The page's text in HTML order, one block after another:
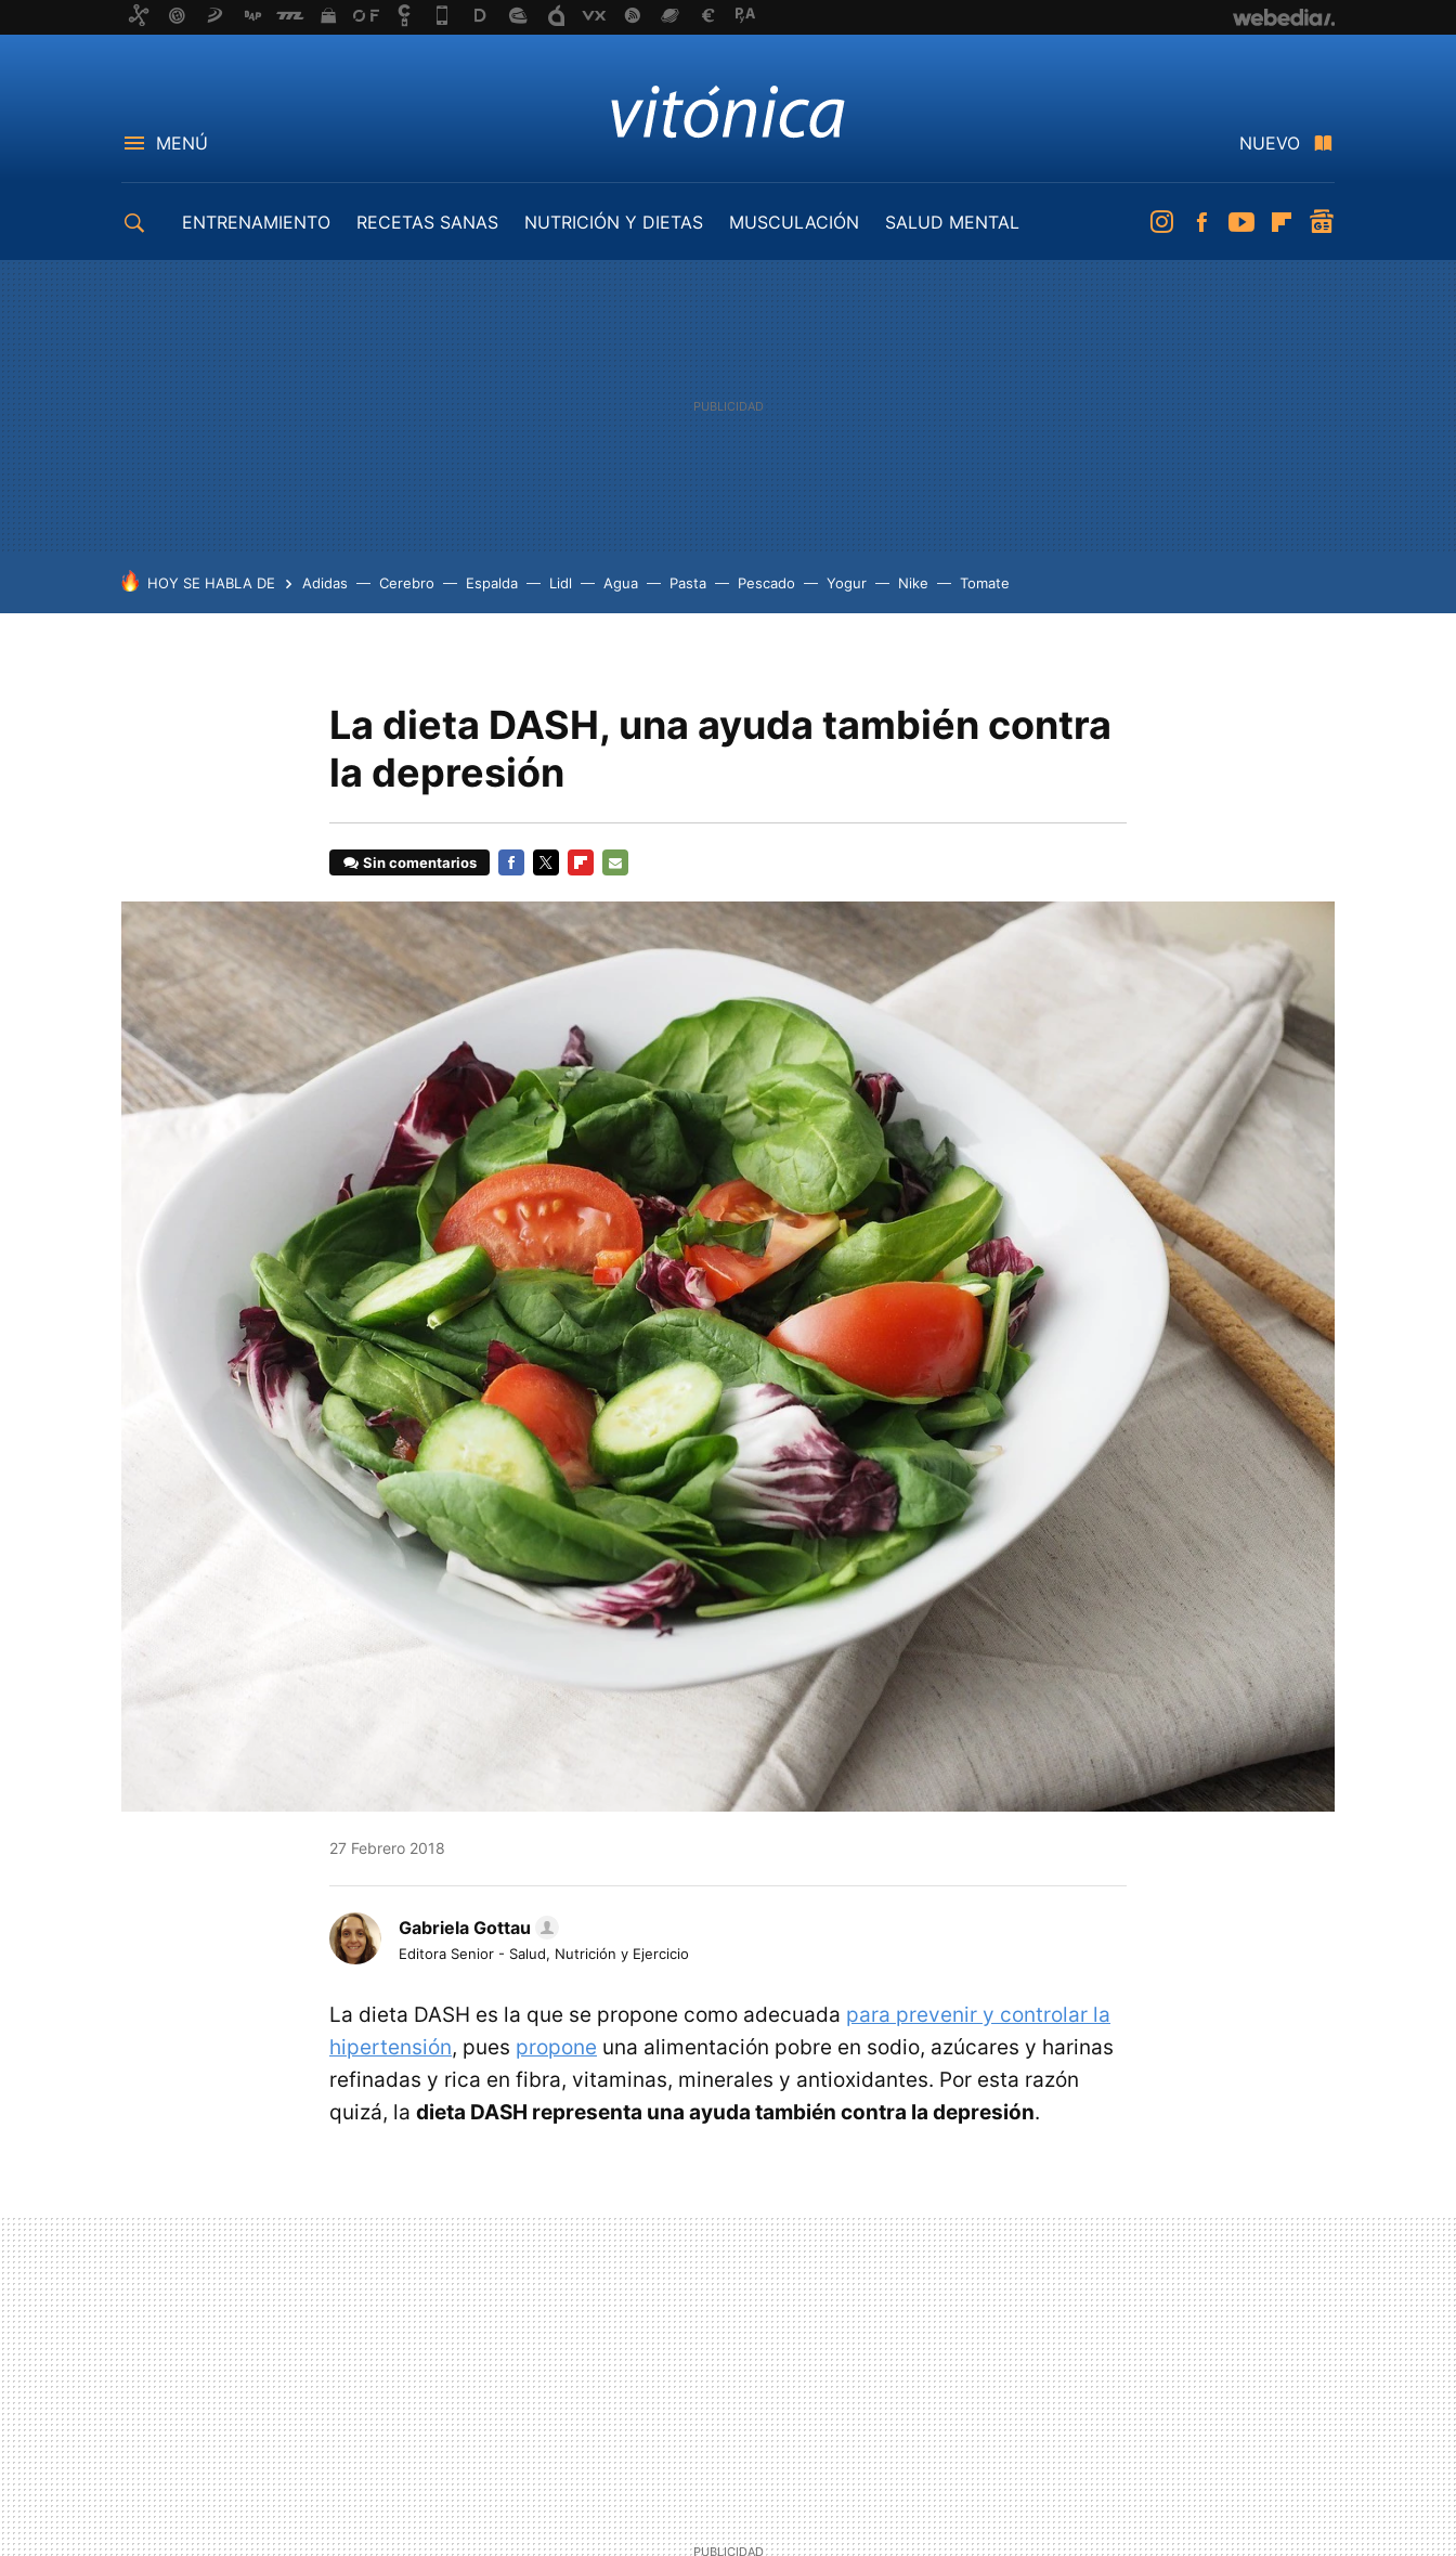
MENÚ NUEVO
ENTRENAMIENTO RECETAS SANAS NUTRICIÓN Y DIETAS MUSCULACIÓN
SALUD MENTAL
InstagramFacebookYoutubeFlipboard
HOY SE HABLA DE Adidas Cerebro Espalda Lidl Agua Pasta Pescado Yogur Nike Tomate
La dieta DASH, una ayuda también contra
la depresión
Sin comentarios
MAIL
27 Febrero 2018
Gabriela Gottau
Editora Senior - Salud, Nutrición y Ejercicio
La dieta DASH es la que se propone como adecuada para prevenir y controlar la
hipertensión, pues propone una alimentación pobre en sodio, azúcares y harinas
refinadas y rica en fibra, vitaminas, minerales y antioxidantes. Por esta razón
quizá, la dieta DASH representa una ayuda también contra la depresión.